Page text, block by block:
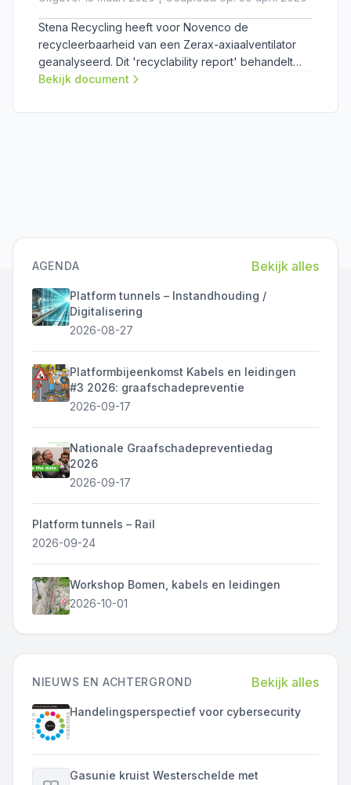
Stena Recycling heeft voor Novenco de
recycleerbaarheid van een Zerax-axiaalventilator
geanalyseerd. Dit 'recyclability report' behandelt
zowel de theoretische herbruikbaarheid van elk
daadwerkelijke herbruikbaar in de praktijk.
Bekijk document
AGENDA Bekijk alles
Platform tunnels – Instandhouding /
Digitalisering
2026-08-27
Platformbijeenkomst Kabels en leidingen
#3 2026: graafschadepreventie
2026-09-17
Nationale Graafschadepreventiedag
2026
2026-09-17
Platform tunnels – Rail
2026-09-24
Workshop Bomen, kabels en leidingen
2026-10-01
NIEUWS EN ACHTERGROND Bekijk alles
Handelingsperspectief voor cybersecurity
Gasunie kruist Westerschelde met